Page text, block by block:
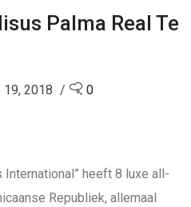
Palma Real Te
19, 2018 0
heeft 8 luxe all-
Republiek, allemaal